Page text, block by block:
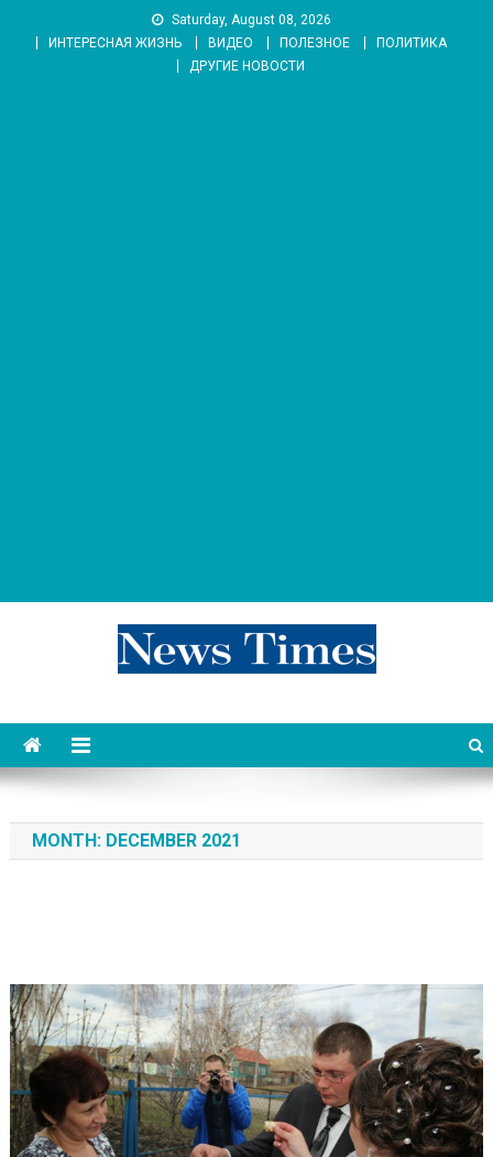
Saturday, August 08, 2026
ИНТЕРЕСНАЯ ЖИЗНЬ
ВИДЕО ПОЛЕЗНОЕ
ПОЛИТИКА
ДРУГИЕ НОВОСТИ
MONTH: DECEMBER 2021